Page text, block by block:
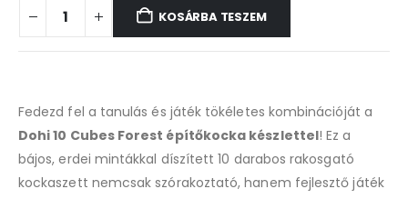
KOSÁRBA TESZEM
Fedezd fel a tanulás és játék tökéletes kombinációját a
Dohi 10 Cubes Forest építőkocka készlettel! Ez a
bájos, erdei mintákkal díszített 10 darabos rakosgató
kockaszett nemcsak szórakoztató, hanem fejlesztő játék